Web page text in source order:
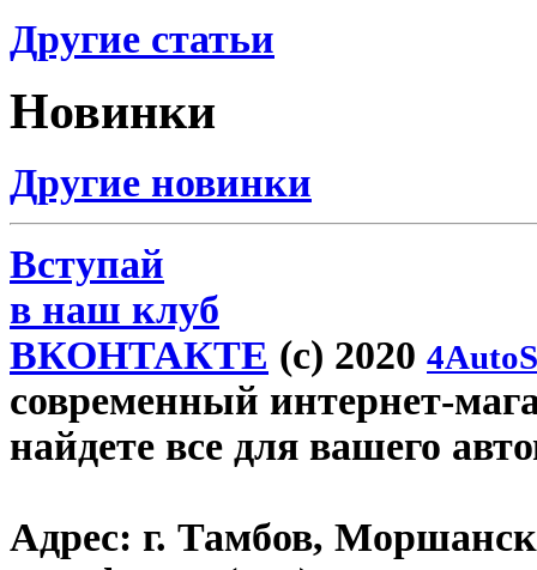
Другие статьи
Новинки
Другие новинки
Вступай
в наш клуб
ВКОНТАКТЕ (c) 2020
современный интернет-
найдете все для вашего
Адрес: г. Тамбов,